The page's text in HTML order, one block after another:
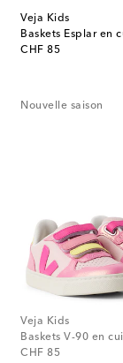
Veja Kids
Baskets Esplar en
CHF 85
original price
Nouvelle saison
Veja Kids
Baskets V-90 en
CHF 85
original price